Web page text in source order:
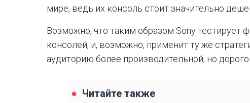
мире, ведь их консоль стоит значительно
Возможно, что таким образом Sony тестирует
консолей, и, возможно, применит ту же
аудиторию более производительной, но
Читайте также